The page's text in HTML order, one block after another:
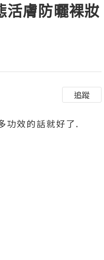
活膚防曬裸妝
追蹤
功效的話就好了.